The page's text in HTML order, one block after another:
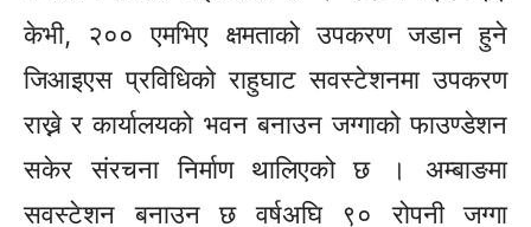
केभी, २०० एमभिए क्षमताको उपकरण जडान हुने
जिआइएस प्रविधिको राहुघाट सवस्टेशनमा उपकरण
राख्ने र कार्यालयको भवन बनाउन जग्गाको फाउण्डेशन
सकेर संरचना निर्माण थालिएको छ । अम्बाङमा
सवस्टेशन बनाउन छ वर्षअघि ९० रोपनी जग्गा